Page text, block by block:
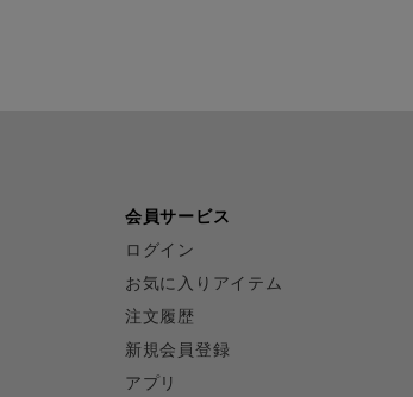
会員サービス
ログイン
お気に入りアイテム
注文履歴
新規会員登録
アプリ